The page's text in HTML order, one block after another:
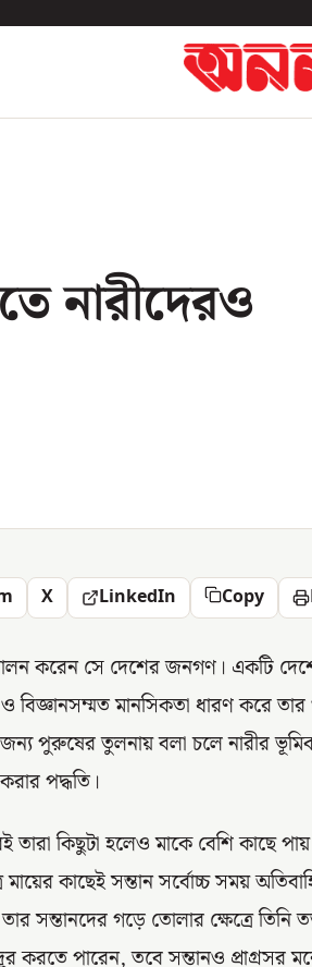
নারীদেরও
X LinkedIn Copy
করেন সে দেশের জনগণ। একটি
বিজ্ঞানসম্মত মানসিকতা ধারণ করে
পুরুষের তুলনায় বলা চলে নারীর
পদ্ধতি।
তারা কিছুটা হলেও মাকে বেশি কাছে
কাছেই সন্তান সর্বোচ্চ সময়
সন্তানদের গড়ে তোলার ক্ষেত্রে তিনি
করতে পারেন, তবে সন্তানও প্রাগ্রসর